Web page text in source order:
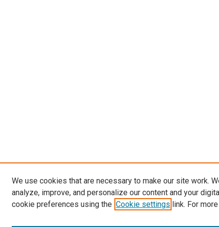
We use cookies that are necessary to make our site work.
analyze, improve, and personalize our content and your
cookie preferences using the Cookie settings link. For